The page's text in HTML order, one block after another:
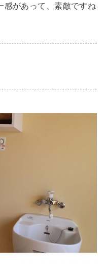
感があって、素敵ですね